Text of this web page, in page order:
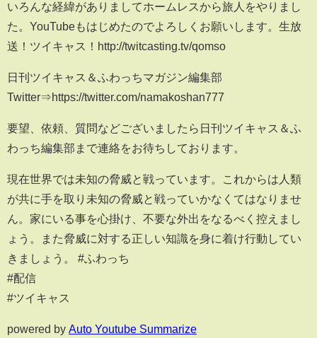
いろんな経緯がありましてホームレスから旅人をやりまし
た。YouTubeもはじめたのでよろしくお願いします。生放
送！ツイキャス！http://twitcasting.tv/qomso
日刊ツイキャス＆ふわっちマガジン編集部
Twitter⇒https://twitter.com/namakoshan777
要望、依頼、質問などございましたら日刊ツイキャス＆ふ
わっち編集部まで連絡をお待ちしております。
現在世界では未知の脅威と戦っています。これからは人類
が共に手を取り未知の脅威と戦っていかなくてはなりませ
ん。家にいる事を心掛け、不要な外出をなるべく控えまし
ょう。また脅威に対する正しい知識を身に着け行動してい
きましょう。 #ふわっち
#配信
#ツイキャス
powered by Auto Youtube Summarize